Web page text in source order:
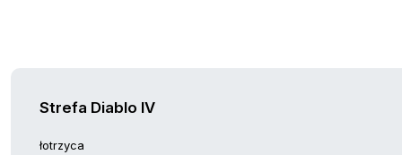
Strefa Diablo IV
łotrzyca